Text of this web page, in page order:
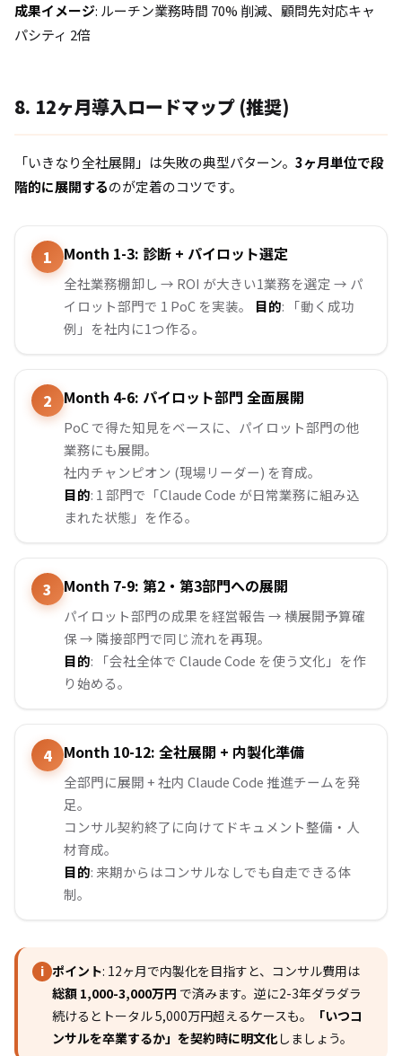
成果イメージ: ルーチン業務時間 70% 削減、顧問先対応キャ
パシティ 2倍
8. 12ヶ月導入ロードマップ (推奨)
「いきなり全社展開」は失敗の典型パターン。 3ヶ月単位で段
階的に展開するのが定着のコツです。
Month 1-3: 診断 + パイロット選定
全社業務棚卸し → ROI が大きい1業務を選定 → パ
イロット部門で 1 PoC を実装。 目的: 「動く成功
例」を社内に1つ作る。
Month 4-6: パイロット部門 全面展開
PoC で得た知見をベースに、パイロット部門の他
業務にも展開。
社内チャンピオン (現場リーダー) を育成。
目的: 1 部門で「Claude Code が日常業務に組み込
まれた状態」を作る。
Month 7-9: 第2・第3部門への展開
パイロット部門の成果を経営報告 → 横展開予算確
保 → 隣接部門で同じ流れを再現。
目的: 「会社全体で Claude Code を使う文化」を作
り始める。
Month 10-12: 全社展開 + 内製化準備
全部門に展開 + 社内 Claude Code 推進チームを発
足。
コンサル契約終了に向けてドキュメント整備・人
材育成。
目的: 来期からはコンサルなしでも自走できる体
制。
i ポイント: 12ヶ月で内製化を目指すと、コンサル費用は
総額 1,000-3,000万円 で済みます。逆に2-3年ダラダラ
続けるとトータル 5,000万円超えるケースも。
「いつコ
ンサルを卒業するか」を契約時に明文化しましょう。